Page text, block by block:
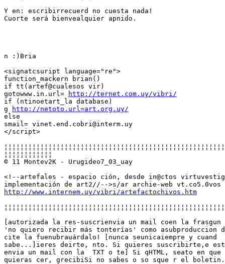
Y en: escribirrecuerd no cuesta nada!
Cuorte será bienvealquier apnido.
n :)Bria
<signatcsuript language="re">
function_mackern brian()
if tt(artef@cualesos vir)
gotowww.in.url=
http://ternet.com.uy/vibri/
if (ntinoetart_la database)
g
http://netoto.url=art.org.uy/
else
smail= vinet.end.cobri@interm.uy
</script>
¦¦¦¦¦¦¦¦¦¦¦¦
© 11 Montev2K - Urugideo7_03_uay
<!--artefales - espacio ción, desde in@ctos
http://www.internem.uy/vibri/artefactochivos.htm
[autorizada la res-suscrienvia un mail coen la frasgun
'no quiero recibir más tonterías' como asubproduccion
cite la fuenubrauárdalo! [nunca seunicaiempre y cuand
sabe...]ieres deirte, nto. Si quieres suscribirte,e
envia un mail con la  TXT o te] Si qHTML, seato en que
quieras cer, grecibiSi no sabes o so sque r el boletin.